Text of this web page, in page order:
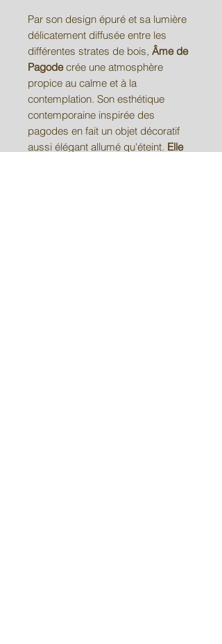
Par son design épuré et sa lumière
délicatement diffusée entre les
différentes strates de bois, Âme de
Pagodecrée une atmosphère
propice au calme et à la
contemplation. Son esthétique
contemporaine inspirée des
pagodes en fait un objet décoratif
aussi élégant allumé qu'éteint. Elle